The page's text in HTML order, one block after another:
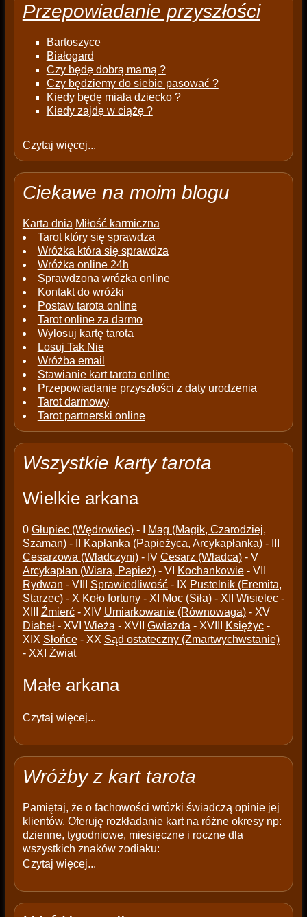
Przepowiadanie przyszłości
Bartoszyce
Białogard
Czy będę dobrą mamą ?
Czy będziemy do siebie pasować ?
Kiedy będę miała dziecko ?
Kiedy zajdę w ciążę ?
Czytaj więcej...
Ciekawe na moim blogu
Karta dnia Miłość karmiczna
Tarot który się sprawdza
Wróżka która się sprawdza
Wróżka online 24h
Sprawdzona wróżka online
Kontakt do wróżki
Postaw tarota online
Tarot online za darmo
Wylosuj kartę tarota
Losuj Tak Nie
Wróżba email
Stawianie kart tarota online
Przepowiadanie przyszłości z daty urodzenia
Tarot darmowy
Tarot partnerski online
Wszystkie karty tarota
Wielkie arkana
0 Głupiec (Wędrowiec)- I
Mag (Magik, Czarodziej,
Szaman)- II Kapłanka (Papieżyca, Arcykapłanka)- III
Cesarzowa (Władczyni)- IV Cesarz (Władca)- V
Arcykapłan (Wiara, Papież)- VI Kochankowie- VII
Rydwan - VIII Sprawiedliwość- IX Pustelnik (Eremita,
Starzec)- X Koło fortuny- XI Moc (Siła)- XII Wisielec-
XIII Źmierć- XIV Umiarkowanie (Równowaga)- XV
Diabeł- XVI Wieża - XVII Gwiazda - XVIII Księżyc-
XIX Słońce- XX Sąd ostateczny (Zmartwychwstanie)
- XXI Źwiat
Małe arkana
Czytaj więcej...
Wróżby z kart tarota
Pamiętaj, że o fachowości wróżki świadczą opinie jej
klientów. Oferuję rozkładanie kart na różne okresy np:
dzienne, tygodniowe, miesięczne i roczne dla
wszystkich znaków zodiaku:
Czytaj więcej...